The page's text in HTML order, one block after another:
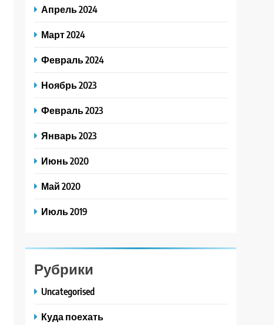
Апрель 2024
Март 2024
Февраль 2024
Ноябрь 2023
Февраль 2023
Январь 2023
Июнь 2020
Май 2020
Июль 2019
Рубрики
Uncategorised
Куда поехать